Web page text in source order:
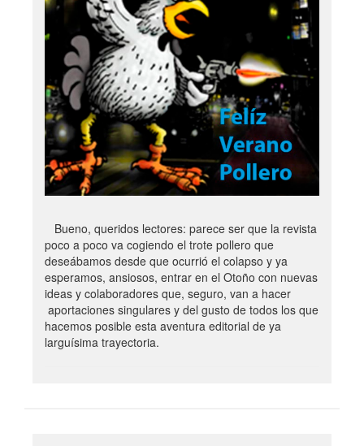
Bueno, queridos lectores: parece ser que la revista
poco a poco va cogiendo el trote pollero que
deseábamos desde que ocurrió el colapso y ya
esperamos, ansiosos, entrar en el Otoño con nuevas
ideas y colaboradores que, seguro, van a hacer
aportaciones singulares y del gusto de todos los que
hacemos posible esta aventura editorial de ya
larguísima trayectoria.